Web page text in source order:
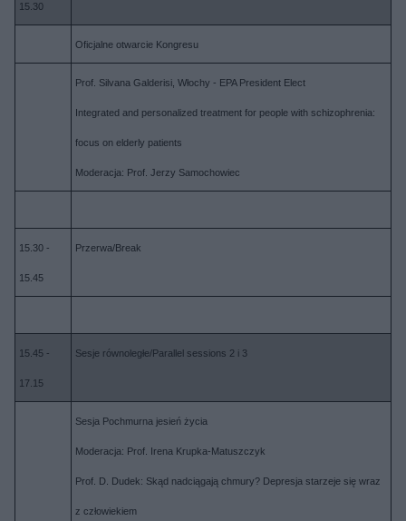
15.30
Oficjalne otwarcie Kongresu
Prof. Silvana Galderisi, Włochy - EPA President Elect
Integrated and personalized treatment for people with schizophrenia:
focus on elderly patients
Moderacja: Prof. Jerzy Samochowiec
15.30 -
15.45
Przerwa/Break
15.45 -
17.15
Sesje równoległe/Parallel sessions 2 i 3
Sesja Pochmurna jesień życia
Moderacja: Prof. Irena Krupka-Matuszczyk
Prof. D. Dudek: Skąd nadciągają chmury? Depresja starzeje się wraz
z człowiekiem